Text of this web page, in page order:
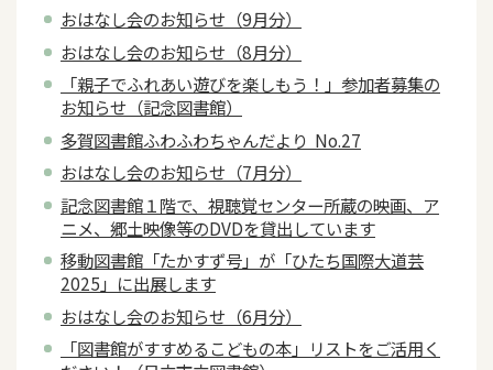
おはなし会のお知らせ（9月分）
おはなし会のお知らせ（8月分）
「親子でふれあい遊びを楽しもう！」参加者募集の
お知らせ（記念図書館）
多賀図書館ふわふわちゃんだより No.27
おはなし会のお知らせ（7月分）
記念図書館１階で、視聴覚センター所蔵の映画、ア
ニメ、郷土映像等のDVDを貸出しています
移動図書館「たかすず号」が「ひたち国際大道芸
2025」に出展します
おはなし会のお知らせ（6月分）
「図書館がすすめるこどもの本」リストをご活用く